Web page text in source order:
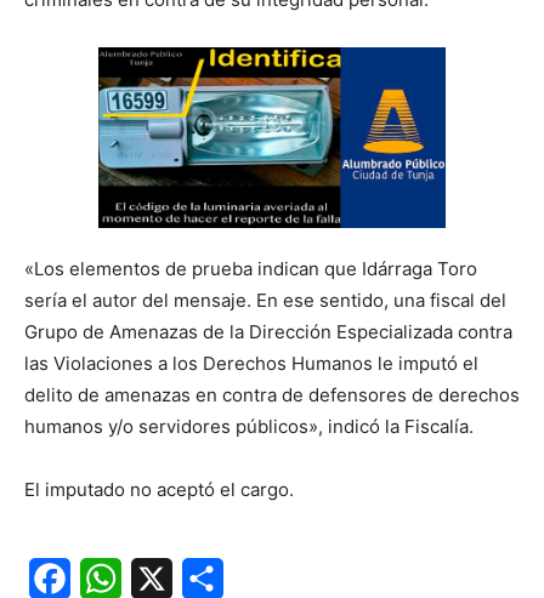
«Los elementos de prueba indican que Idárraga Toro
sería el autor del mensaje. En ese sentido, una fiscal del
Grupo de Amenazas de la Dirección Especializada contra
las Violaciones a los Derechos Humanos le imputó el
delito de amenazas en contra de defensores de derechos
humanos y/o servidores públicos», indicó la Fiscalía.
El imputado no aceptó el cargo.